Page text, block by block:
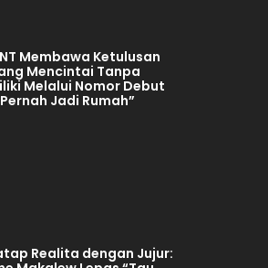
Membawa Ketulusan
Mencintai Tanpa
Melalui Nomor Debut
Jadi Rumah”
Realita dengan Jujur: